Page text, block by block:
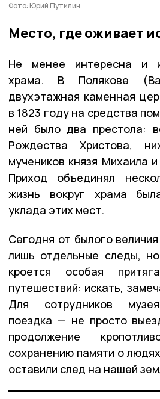
Фото: Юрий Путилин
Место, где оживает
Не менее интересна и
храма. В Полякове
двухэтажная каменная
в 1823 году на средства
ней было два престола:
Рождества Христова,
мучеников князя Михаила
Приход объединял
жизнь вокруг храма
уклада этих мест.
Сегодня от былого
лишь отдельные следы,
кроется особая
путешествий: искать,
Для сотрудников
поездка — не просто
продолжение
сохранению памяти о
оставили след на нашей